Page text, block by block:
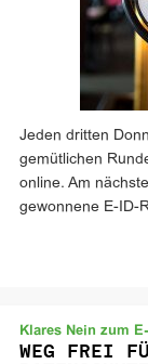
Jeden dritten
gemütlichen
online. Am
gewonnene E-ID-
Klares Nein zum
WEG FREI